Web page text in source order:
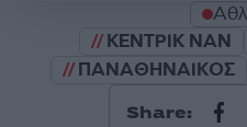
ΚΕΝΤΡΙΚ ΝΑΝ
ΠΑΝΑΘΗΝΑΙΚΟΣ
Share: